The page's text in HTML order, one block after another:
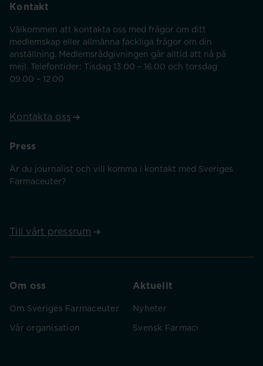
Kontakt
Välkommen att kontakta oss med frågor om ditt
medlemskap eller allmänna fackliga frågor om din
anställning. Medlemsrådgivningen går alltid att nå på
mejl. Telefontider: Tisdag 13.00 – 16.00 och torsdag
09.00 – 12.00
Kontakta oss
Press
Är du journalist och vill komma i kontakt med Sveriges
Farmaceuter?
Till vårt pressrum
Om oss
Om Sveriges Farmaceuter
Vår organisation
Aktuellt
Nyheter
Svensk Farmaci